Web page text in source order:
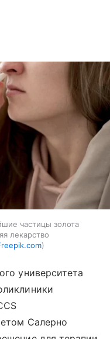
частицы золота
лекарство
университета
Салерно